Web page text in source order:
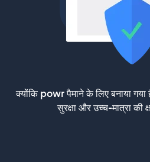
क्योंकि powr पैमाने के लिए बनाया
सुरक्षा और उच्च-मात्रा की